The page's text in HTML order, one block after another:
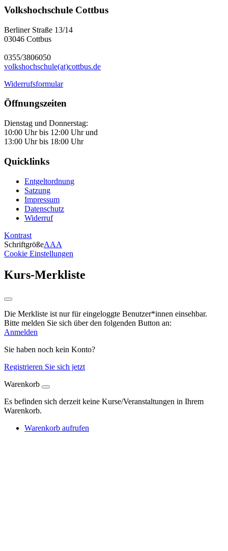
Volkshochschule Cottbus
Berliner Straße 13/14
03046 Cottbus
0355/3806050
volkshochschule(at)cottbus.de
Widerrufsformular
Öffnungszeiten
Dienstag und Donnerstag:
10:00 Uhr bis 12:00 Uhr und
13:00 Uhr bis 18:00 Uhr
Quicklinks
Entgeltordnung
Satzung
Impressum
Datenschutz
Widerruf
Kontrast
SchriftgrößeAAA
Cookie Einstellungen
Kurs-Merkliste
Die Merkliste ist nur für eingeloggte Benutzer*innen einsehbar.
Bitte melden Sie sich über den folgenden Button an:
Anmelden
Sie haben noch kein Konto?
Registrieren Sie sich jetzt
Warenkorb
Es befinden sich derzeit keine Kurse/Veranstaltungen in Ihrem
Warenkorb.
Warenkorb aufrufen